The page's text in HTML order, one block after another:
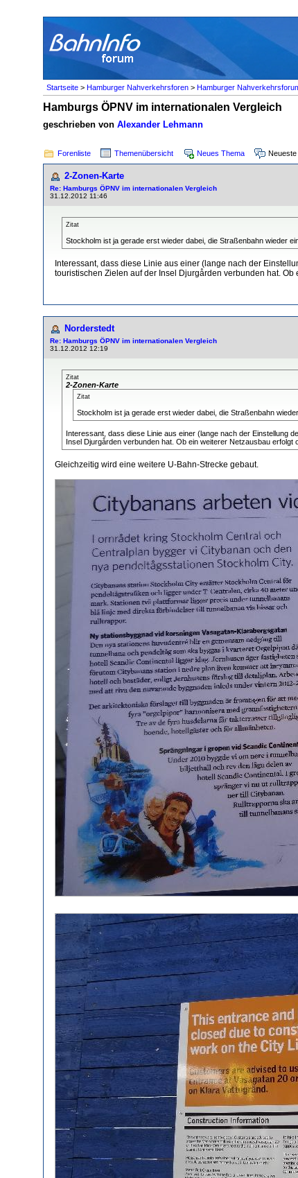
Startseite > Hamburger Nahverkehrsforen > Hamburger
Hamburgs ÖPNV im internationalen Vergleich
geschrieben von Alexander Lehmann
Forenliste Themenübersicht Neues Thema Neueste
2-Zonen-Karte
Re: Hamburgs ÖPNV im internationalen Vergleich
31.12.2012 11:46
Zitat
Stockholm ist ja gerade erst wieder dabei, die Straßenbahn wieder
Interessant, dass diese Linie aus einer (lange nach der
touristischen Zielen auf der Insel Djurgården verbunden hat.
Norderstedt
Re: Hamburgs ÖPNV im internationalen Vergleich
31.12.2012 12:19
Zitat
2-Zonen-Karte
Zitat
Stockholm ist ja gerade erst wieder dabei, die Straßenbahn
Interessant, dass diese Linie aus einer (lange nach der Einstellung
Insel Djurgården verbunden hat. Ob ein weiterer Netzausbau
Gleichzeitig wird eine weitere U-Bahn-Strecke gebaut.